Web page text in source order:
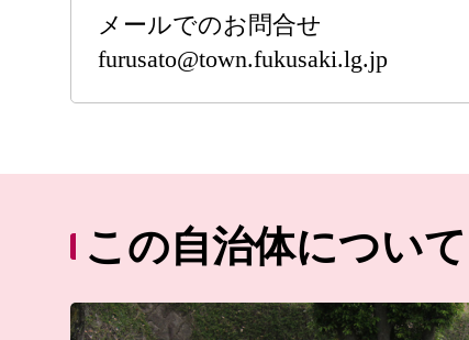
メールでのお問合せ
furusato@town.fukusaki.lg.jp
この自治体について